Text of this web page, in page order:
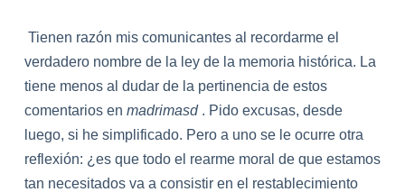
e
n
d
o
Tienen razón mis comunicantes al recordarme el
verdadero nombre de la ley de la memoria histórica. La
tiene menos al dudar de la pertinencia de estos
comentarios en madrimasd. Pido excusas, desde
luego, si he simplificado. Pero a uno se le ocurre otra
reflexión: ¿es que todo el rearme moral de que estamos
tan necesitados va a consistir en el restablecimiento